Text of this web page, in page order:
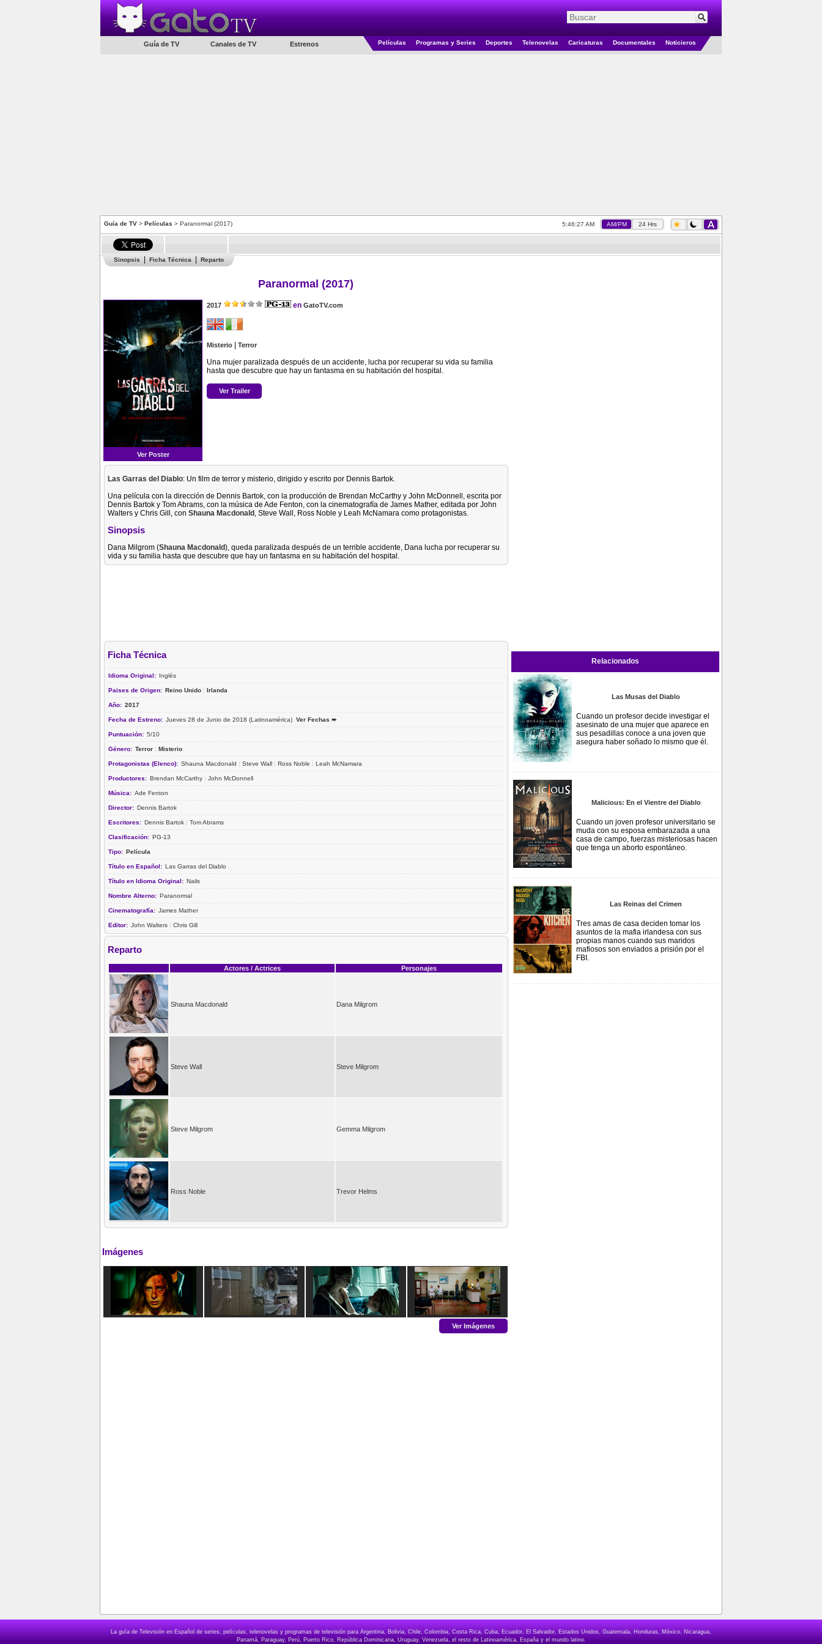
Guía de TV Canales de TV Estrenos Películas Programas y Series Deportes Telenovelas Caricaturas Documentales Noticieros
Guía de TV > Películas > Paranormal (2017) 5:46:28 AM AM/PM 24 Hrs
Sinopsis Ficha Técnica Reparto
Paranormal (2017)
Ver Poster
2017 en GatoTV.com
Misterio Terror
Una mujer paralizada después de un accidente, lucha por recuperar su vida su familia
hasta que descubre que hay un fantasma en su habitación del hospital.
Ver Trailer
Las Garras del Diablo: Un film de terror y misterio, dirigido y escrito por Dennis Bartok.
Una película con la dirección de Dennis Bartok, con la producción de Brendan McCarthy y John McDonnell, escrita por
Dennis Bartok y Tom Abrams, con la música de Ade Fenton, con la cinematografía de James Mather, editada por John
Walters y Chris Gill, con Shauna Macdonald , Steve Wall, Ross Noble y Leah McNamara como protagonistas.
Sinopsis
Dana Milgrom (Shauna Macdonald), queda paralizada después de un terrible accidente, Dana lucha por recuperar su
vida y su familia hasta que descubre que hay un fantasma en su habitación del hospital.
Ficha Técnica
Idioma Original: Inglés
Paises de Origen: Reino Unido | Irlanda
Año: 2017
Fecha de Estreno: Jueves 28 de Junio de 2018 (Latinoamérica) Ver Fechas ➨
Puntuación: 5/10
Género: Terror | Misterio
Protagonistas (Elenco): Shauna Macdonald | Steve Wall | Ross Noble | Leah McNamara
Productores: Brendan McCarthy | John McDonnell
Música: Ade Fenton
Director: Dennis Bartok
Escritores: Dennis Bartok | Tom Abrams
Clasificación: PG-13
Tipo: Película
Título en Español: Las Garras del Diablo
Título en Idioma Original: Nails
Nombre Alterno: Paranormal
Cinematografía: James Mather
Editor: John Walters | Chris Gill
Reparto
Actores / Actrices Personajes
Shauna Macdonald Dana Milgrom
Steve Wall Steve Milgrom
Steve Milgrom Gemma Milgrom
Ross Noble Trevor Helms
Imágenes
Ver Imágenes
Relacionados
Las Musas del Diablo
Cuando un profesor decide investigar el
asesinato de una mujer que aparece en
sus pesadillas conoce a una joven que
asegura haber soñado lo mismo que él.
Malicious: En el Vientre del Diablo
Cuando un joven profesor universitario se
muda con su esposa embarazada a una
casa de campo, fuerzas misteriosas hacen
que tenga un aborto espontáneo.
Las Reinas del Crimen
Tres amas de casa deciden tomar los
asuntos de la mafia irlandesa con sus
propias manos cuando sus maridos
mafiosos son enviados a prisión por el
FBI.
La guía de Televisión en Español de series, películas, telenovelas y programas de televisión para Argentina, Bolivia, Chile, Colombia, Costa Rica, Cuba, Ecuador, El Salvador, Estados Unidos, Guatemala, Honduras, México, Nicaragua,
Panamá, Paraguay, Perú, Puerto Rico, República Dominicana, Uruguay, Venezuela, el resto de Latinoamérica, España y el mundo latino.